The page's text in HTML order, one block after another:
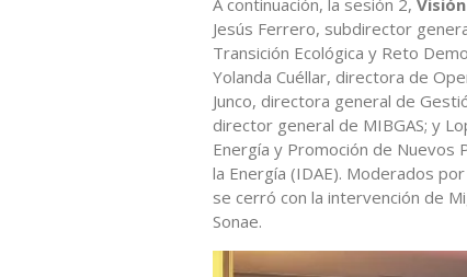
A continuación, la sesión 2,
Jesús Ferrero, subdirector
Transición Ecológica y Reto
Yolanda Cuéllar, directora de
Junco, directora general de
director general de MIBGAS; y
Energía y Promoción de
la Energía (IDAE). Moderados
se cerró con la intervención de
Sonae.